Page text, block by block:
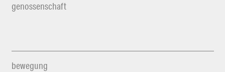
genossenschaft
bewegung